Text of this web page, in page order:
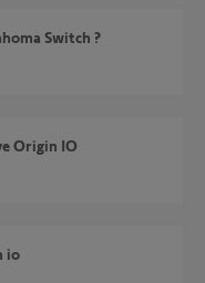
Switch ?
Origin IO
io